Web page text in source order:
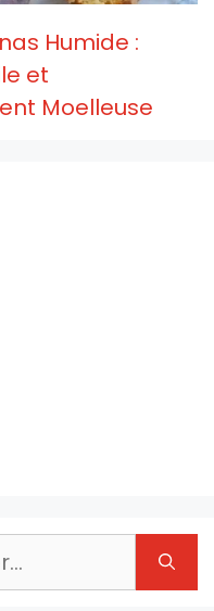
Humide :
et
Moelleuse